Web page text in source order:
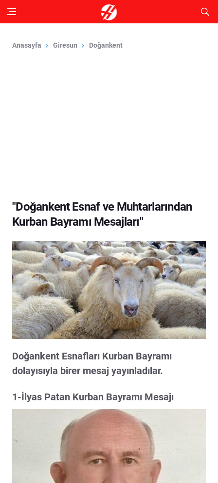
Anasayfa Giresun Doğankent
"Doğankent Esnaf ve Muhtarlarından
Kurban Bayramı Mesajları"
Doğankent Esnafları Kurban Bayramı
dolayısıyla birer mesaj yayınladılar.
1-İlyas Patan Kurban Bayramı Mesajı